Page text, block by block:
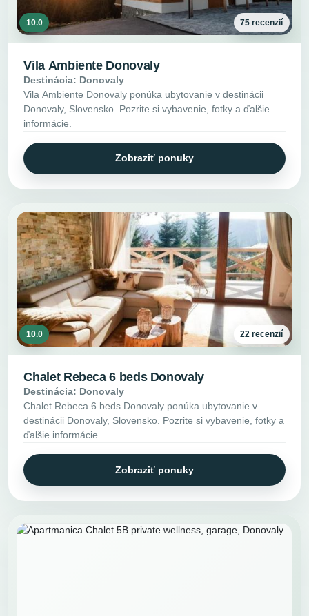
10.0 75 recenzií
Vila Ambiente Donovaly
Destinácia: Donovaly
Vila Ambiente Donovaly ponúka ubytovanie v destinácii
Donovaly, Slovensko. Pozrite si vybavenie, fotky a ďalšie
informácie.
Zobraziť ponuky
10.0 22 recenzií
Chalet Rebeca 6 beds Donovaly
Destinácia: Donovaly
Chalet Rebeca 6 beds Donovaly ponúka ubytovanie v
destinácii Donovaly, Slovensko. Pozrite si vybavenie, fotky a
ďalšie informácie.
Zobraziť ponuky